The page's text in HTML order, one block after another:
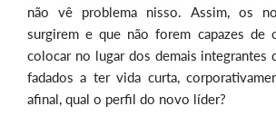
não vê problema nisso. Assim, os
surgirem e que não forem capazes de
colocar no lugar dos demais integrantes
fadados a ter vida curta,
afinal, qual o perfil do novo líder?